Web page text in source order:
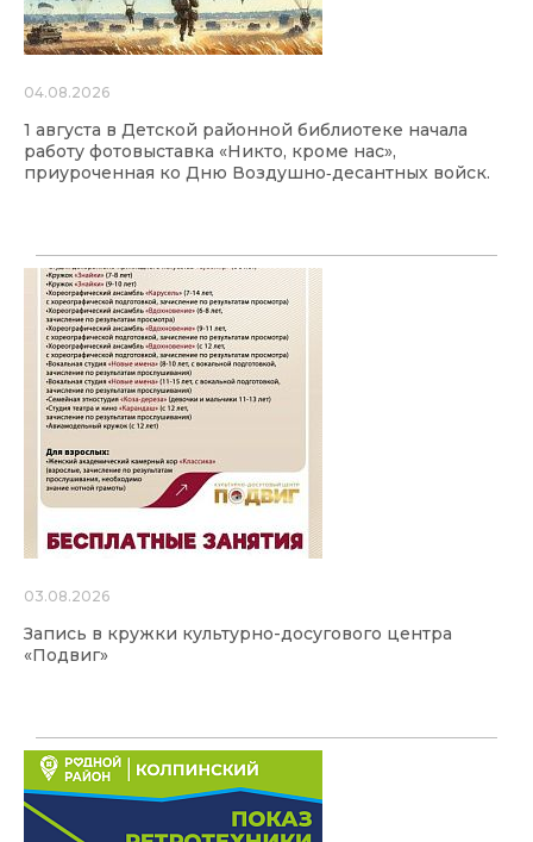
04.08.2026
1 августа в Детской районной библиотеке начала
работу фотовыставка «Никто, кроме нас»,
приуроченная ко Дню Воздушно‑десантных войск.
03.08.2026
Запись в кружки культурно-досугового центра
«Подвиг»